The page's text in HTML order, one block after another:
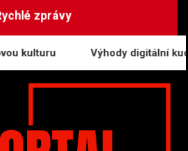
zprávy
kulturu Výhody digitální